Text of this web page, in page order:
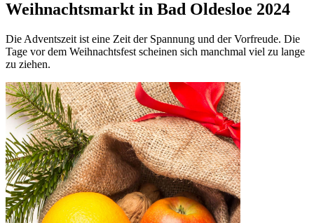
Weihnachtsmarkt in Bad Oldesloe 2024
Die Adventszeit ist eine Zeit der Spannung und der Vorfreude. Die
Tage vor dem Weihnachtsfest scheinen sich manchmal viel zu lange
zu ziehen.